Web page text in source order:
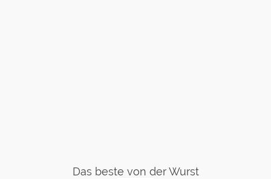
Das beste von der Wurst